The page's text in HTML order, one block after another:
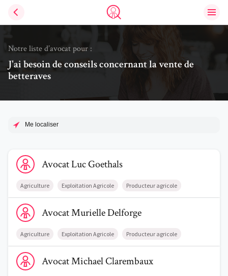
Trouve un avocat
Notre liste d’avocat pour :
J'ai besoin de conseils concernant la vente de
betteraves
Me localiser
Voir le profil de AvocatLuc Goethals
AvocatLucGoethals
Agriculture Exploitation Agricole Producteur agricole
Voir le profil de AvocatMurielle Delforge
AvocatMurielleDelforge
Agriculture Exploitation Agricole Producteur agricole
Voir le profil de AvocatMichael Clarembaux
AvocatMichaelClarembaux